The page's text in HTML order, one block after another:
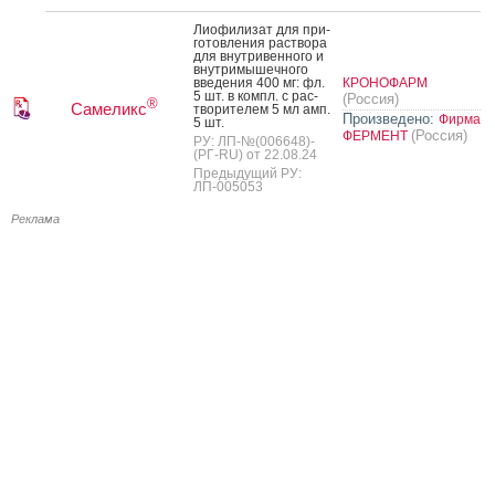
Самеликс®
Ли­офи­лизат для при­
готов­ле­ния рас­тво­ра
для внут­ри­вен­но­го и
внут­ри­мышеч­но­го
вве­дения 400 мг: фл.
5 шт. в компл. с рас­
тво­рите­лем 5 мл амп.
5 шт.
РУ: ЛП-№(006648)-
(РГ-RU) от 22.08.24
Предыдущий РУ:
ЛП-005053
КРОНОФАРМ
(Россия)
Произведено: Фирма
ФЕРМЕНТ (Россия)
Реклама